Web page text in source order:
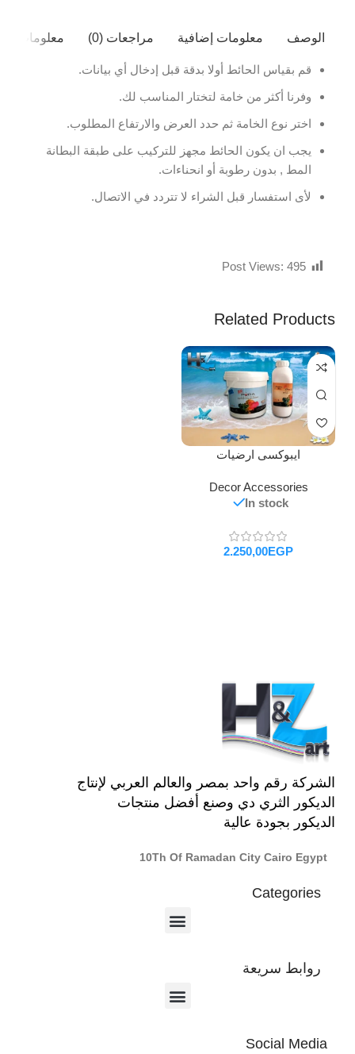
الوصف معلومات إضافية مراجعات (0) معلومات
قم بقياس الحائط أولا بدقة قبل إدخال أي بيانات.
وفرنا أكثر من خامة لتختار المناسب لك.
اختر نوع الخامة ثم حدد العرض والارتفاع المطلوب.
يجب ان يكون الحائط مجهز للتركيب على طبقة البطانة
المط , بدون رطوبة أو انحناءات.
لأى استفسار قبل الشراء لا تتردد في الاتصال.
Post Views: 495
Related Products
ايبوكسى ارضيات
Decor Accessories
In stock
EGP
الشركة رقم واحد بمصر والعالم العربي لإنتاج
الديكور الثري دي وصنع أفضل منتجات
الديكور بجودة عالية
10Th Of Ramadan City Cairo Egypt
Categories
روابط سريعة
Social Media